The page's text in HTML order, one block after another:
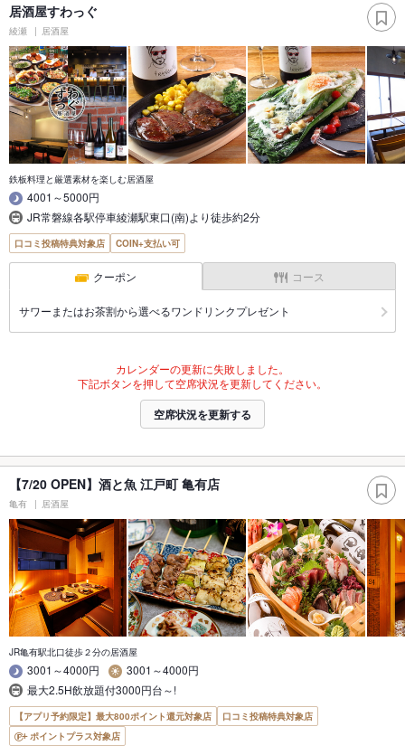
居酒屋すわっぐ
綾瀬 居酒屋
鉄板料理と厳選素材を楽しむ居酒屋
4001～5000円
JR常磐線各駅停車綾瀬駅東口(南)より徒歩約2分
口コミ投稿特典対象店 COIN+支払い可
クーポン コース
サワーまたはお茶割から選べるワンドリンクプレゼント
カレンダーの更新に失敗しました。
下記ボタンを押して空席状況を更新してください。
空席状況を更新する
【7/20 OPEN】酒と魚 江戸町 亀有店
亀有 居酒屋
JR亀有駅北口徒歩２分の居酒屋
3001～4000円
3001～4000円
最大2.5H飲放題付3000円台～!
【アプリ予約限定】最大800ポイント還元対象店
口コミ投稿特典対象店
ポイントプラス対象店